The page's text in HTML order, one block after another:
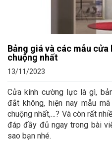
Bảng giá và các mẫu
chuộng nhất
13/11/2023
Cửa kính cường lực là gì,
đắt không, hiện nay mẫu
chuộng nhất,…? Và còn rất
đáp đầy đủ ngay trong bài
sao bạn nhé.